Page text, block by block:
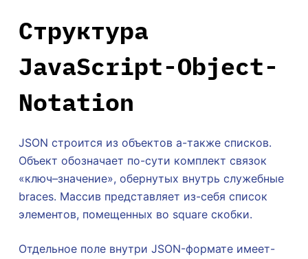
Структура
JavaScript-Object-
Notation
JSON строится из объектов а-также списков.
Объект обозначает по-сути комплект связок
«ключ–значение», обернутых внутрь служебные
braces. Массив представляет из-себя список
элементов, помещенных во square скобки.
Отдельное поле внутри JSON-формате имеет-